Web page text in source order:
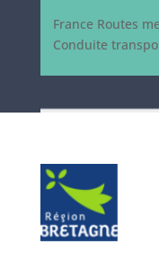
France Routes
Conduite